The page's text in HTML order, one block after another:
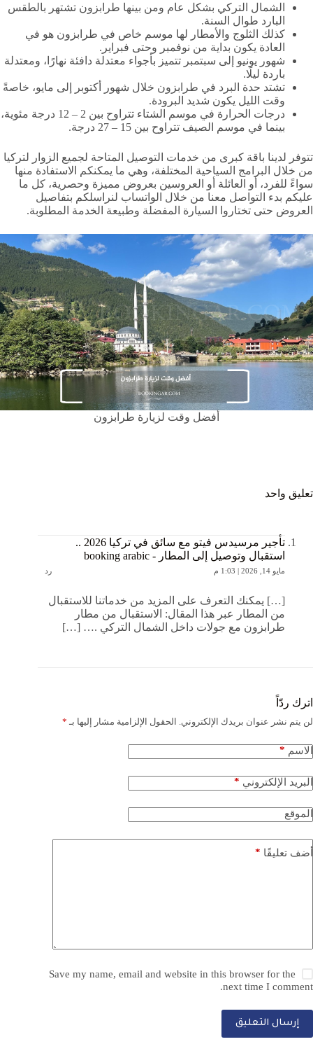
الشمال التركي بشكل عام ومن بينها طرابزون تشتهر بالطقس
البارد طوال السنة.
كذلك الثلوج والأمطار لها موسم خاص في طرابزون هو في
العادة يكون بداية من نوفمبر وحتى فبراير.
شهور يونيو إلى سبتمبر تتميز بأجواء معتدلة دافئة نهارًا، ومعتدلة
باردة ليلًا.
تشتد حدة البرد في طرابزون خلال شهور أكتوبر إلى مايو، خاصةً
وقت الليل يكون شديد البرودة.
درجات الحرارة في موسم الشتاء تتراوح بين 2 – 12 درجة مئوية،
بينما في موسم الصيف تتراوح بين 15 – 27 درجة.
تتوفر لدينا باقة كبرى من خدمات التوصيل المتاحة لجميع الزوار لتركيا
من خلال البرامج السياحية المختلفة، وهي ما يمكنكم الاستفادة منها
سواءً للفرد، أو العائلة أو العروسين بعروض مميزة وحصرية، كل ما
عليكم بدء التواصل معنا من خلال الواتساب لنراسلكم بتفاصيل
العروض حتى تختاروا السيارة المفضلة وطبيعة الخدمة المطلوبة.
أفضل وقت لزيارة طرابزون
تعليق واحد
تأجير مرسيدس فيتو مع سائق في تركيا 2026 ..
استقبال وتوصيل إلى المطار - booking arabic
مايو 14, 2026 | 1:03 م رد
[…] يمكنك التعرف على المزيد من خدماتنا للاستقبال
من المطار عبر هذا المقال: الاستقبال من مطار
طرابزون مع جولات داخل الشمال التركي .… […]
اترك ردّاً
لن يتم نشر عنوان بريدك الإلكتروني. الحقول الإلزامية مشار إليها بـ *
الاسم *
البريد الإلكتروني *
الموقع
أضف تعليقًا *
Save my name, email and website in this browser for the
next time I comment.
إرسال التعليق